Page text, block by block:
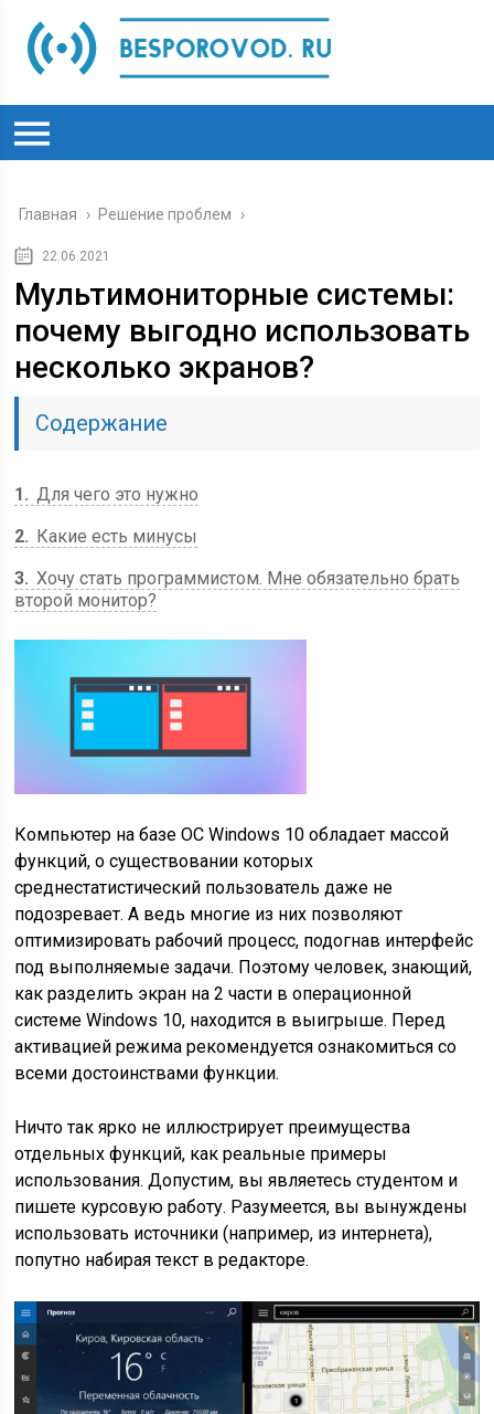
Главная › Решение проблем ›
22.06.2021
Мультимониторные системы:
почему выгодно использовать
несколько экранов?
Содержание
1
Для чего это нужно
2
Какие есть минусы
3 Хочу стать программистом. Мне обязательно брать
второй монитор?
Компьютер на базе ОС Windows 10 обладает массой
функций, о существовании которых
среднестатистический пользователь даже не
подозревает. А ведь многие из них позволяют
оптимизировать рабочий процесс, подогнав интерфейс
под выполняемые задачи. Поэтому человек, знающий,
как разделить экран на 2 части в операционной
системе Windows 10, находится в выигрыше. Перед
активацией режима рекомендуется ознакомиться со
всеми достоинствами функции.
Ничто так ярко не иллюстрирует преимущества
отдельных функций, как реальные примеры
использования. Допустим, вы являетесь студентом и
пишете курсовую работу. Разумеется, вы вынуждены
использовать источники (например, из интернета),
попутно набирая текст в редакторе.